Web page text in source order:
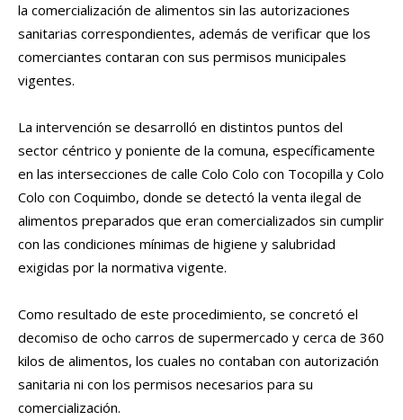
la comercialización de alimentos sin las autorizaciones
sanitarias correspondientes, además de verificar que los
comerciantes contaran con sus permisos municipales
vigentes.
La intervención se desarrolló en distintos puntos del
sector céntrico y poniente de la comuna, específicamente
en las intersecciones de calle Colo Colo con Tocopilla y Colo
Colo con Coquimbo, donde se detectó la venta ilegal de
alimentos preparados que eran comercializados sin cumplir
con las condiciones mínimas de higiene y salubridad
exigidas por la normativa vigente.
Como resultado de este procedimiento, se concretó el
decomiso de ocho carros de supermercado y cerca de 360
kilos de alimentos, los cuales no contaban con autorización
sanitaria ni con los permisos necesarios para su
comercialización.